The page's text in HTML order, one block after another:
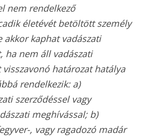
nem rendelkező
életévét betöltött személy
akkor kaphat vadászati
ha nem áll vadászati
visszavonó határozat hatálya
rendelkezik: a)
szerződéssel vagy
meghívással; b)
, vagy ragadozó madár